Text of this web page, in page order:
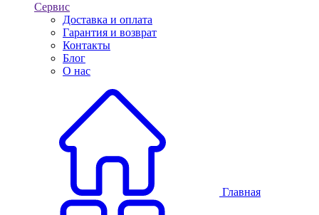
Сервис
Доставка и оплата
Гарантия и возврат
Контакты
Блог
О нас
Главная